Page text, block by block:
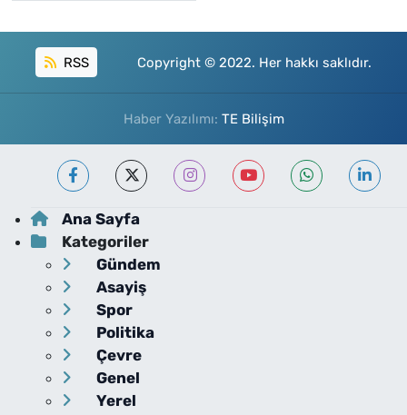
RSS Copyright © 2022. Her hakkı saklıdır.
Haber Yazılımı: TE Bilişim
Ana Sayfa
Kategoriler
Gündem
Asayiş
Spor
Politika
Çevre
Genel
Yerel